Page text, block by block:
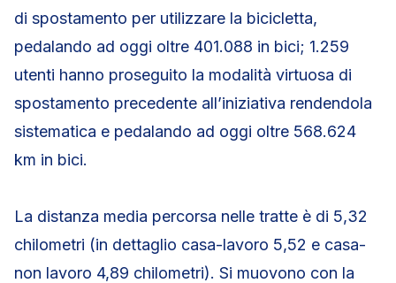
di spostamento per utilizzare la bicicletta,
pedalando ad oggi oltre 401.088 in bici; 1.259
utenti hanno proseguito la modalità virtuosa di
spostamento precedente all’iniziativa rendendola
sistematica e pedalando ad oggi oltre 568.624
km in bici.
La distanza media percorsa nelle tratte è di 5,32
chilometri (in dettaglio casa-lavoro 5,52 e casa-
non lavoro 4,89 chilometri). Si muovono con la